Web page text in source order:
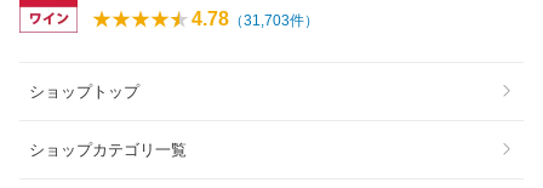
4.78 （31,703件）
ショップトップ
ショップカテゴリ一覧